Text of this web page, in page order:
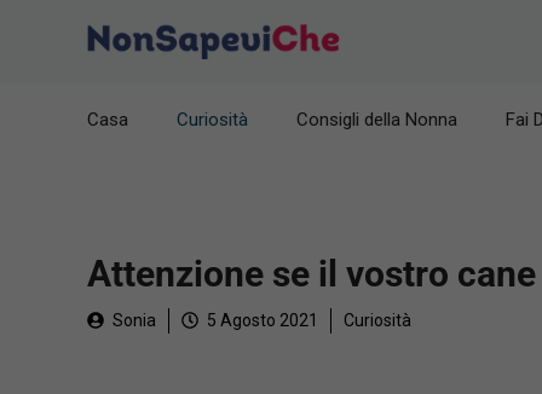
Casa Curiosità Consigli della Nonna Fai
Attenzione se il vostro
Sonia 5 Agosto 2021 Curiosità